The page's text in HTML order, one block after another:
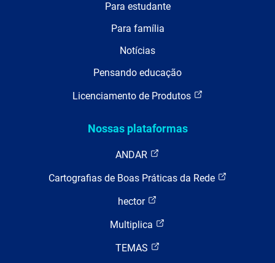
Para estudante
Para família
Notícias
Pensando educação
Licenciamento de Produtos
Nossas plataformas
ANDAR
Cartografias de Boas Práticas da Rede
hector
Multiplica
TEMAS